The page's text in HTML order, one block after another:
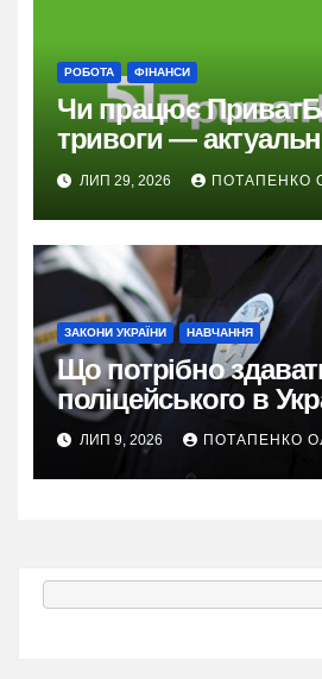
РОБОТА ФІНАНСИ
Чи працює
тривоги —
ЛИП 29, 2026 ПОТАПЕНКО
ЗАКОНИ УКРАЇНИ НАВЧАННЯ
Що потрібно
поліцейського в
гід 2026
ЛИП 9, 2026 ПОТАПЕНКО